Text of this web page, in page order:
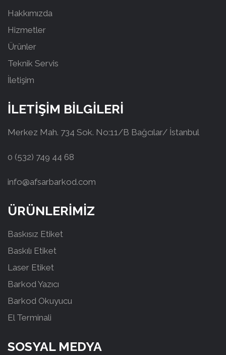
Hakkımızda
Hizmetler
Ürünler
Teknik Servis
İletişim
İLETİŞİM BİLGİLERİ
Merkez Mah. 734 Sok. No:11/B Bağcılar/ İstanbul
0 (532) 749 44 68
info@afsarbarkod.com
ÜRÜNLERİMİZ
Baskısız Etiket
Baskılı Etiket
Laser Etiket
Barkod Yazıcı
Barkod Okuyucu
El Terminali
SOSYAL MEDYA